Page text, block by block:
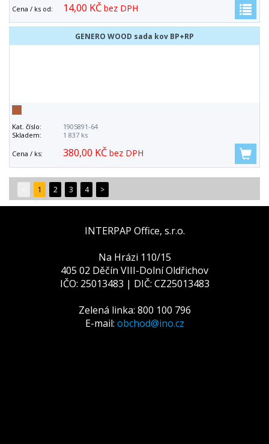
Cena / ks od: 14,00 KČ bez DPH
GENERO WOOD sada kov BP+RP
Kat. číslo:
1905891-64
Skladem:
1 837 ks
Cena / ks: 380,00 KČ bez DPH
1 2 3 4 >
INTERPAP Office, s.r.o.
Na Hrázi 110/15
405 02 Děčín VIII-Dolní Oldřichov
IČO: 25013483 | DIČ: CZ25013483
Zelená linka: 800 100 796
E-mail: obchod@ino.cz